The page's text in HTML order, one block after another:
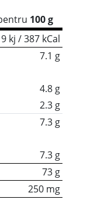
100 g
kj / 387 kCal
7.1 g
4.8 g
2.3 g
7.3 g
7.3 g
73 g
250 mg